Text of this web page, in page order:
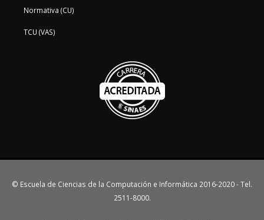
Normativa (CU)
TCU (VAS)
© Escuela de Ciencias de la Computación e Informática 2016-2020 - Tel.
2511-8000.